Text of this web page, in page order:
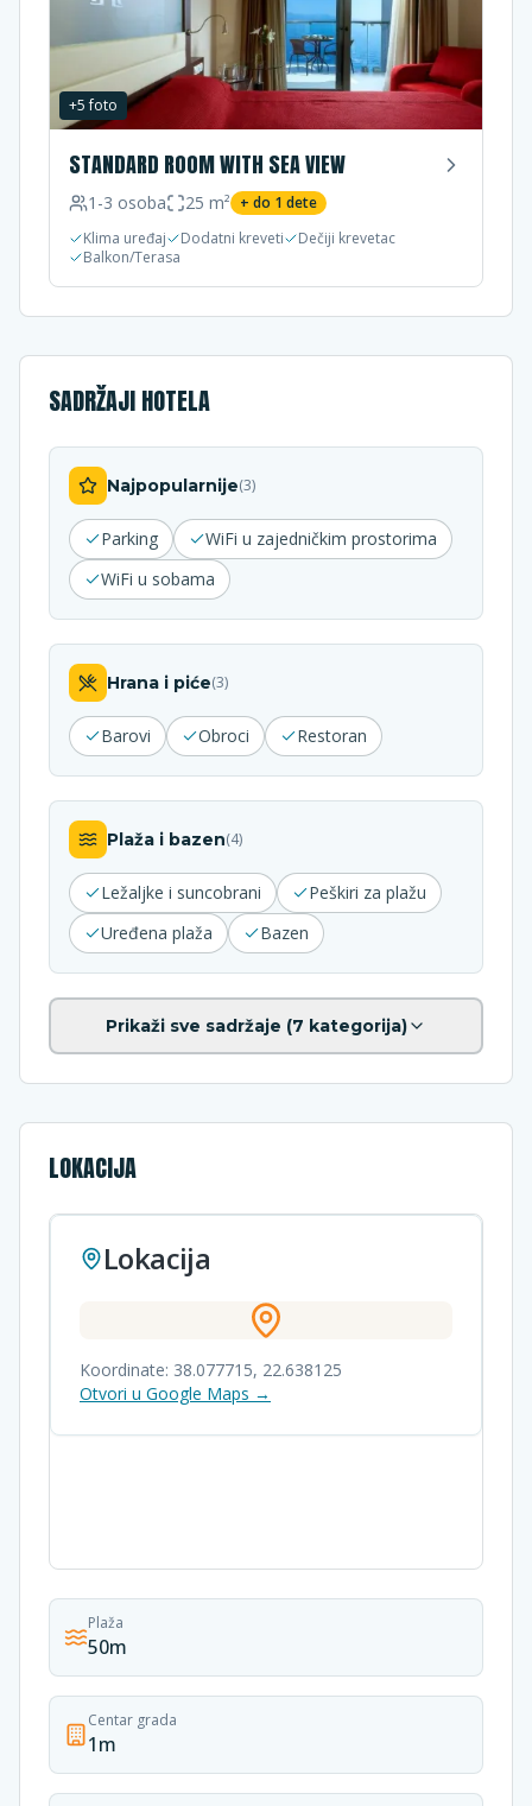
+5foto
STANDARD ROOM WITH SEA VIEW
1-3 osoba 25 m² + do 1 dete
Klima uređaj
Dodatni kreveti
Dečiji krevetac
Balkon/Terasa
SADRŽAJI HOTELA
Najpopularnije(3)
Parking
WiFi u zajedničkim prostorima
WiFi u sobama
Hrana i piće(3)
Barovi Obroci Restoran
Plaža i bazen(4)
Ležaljke i suncobrani
Peškiri za plažu
Uređena plaža
Bazen
Prikaži sve sadržaje (7 kategorija)
LOKACIJA
Lokacija
Koordinate: 38.077715, 22.638125
Otvori u Google Maps →
Plaža
50m
Centar grada
1m